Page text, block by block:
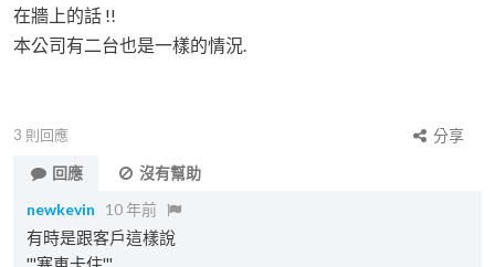
在牆上的話 !!
本公司有二台也是一樣的情況.
3 則回應
分享
回應
沒有幫助
newkevin
10 年前
有時是跟客戶這樣說